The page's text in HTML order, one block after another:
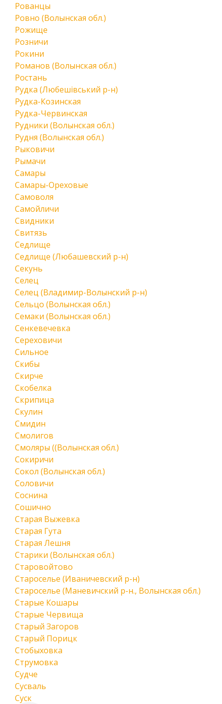
Рованцы
Ровно (Волынская обл.)
Рожище
Розничи
Рокини
Романов (Волынская обл.)
Ростань
Рудка (Любешівський р-н)
Рудка-Козинская
Рудка-Червинская
Рудники (Волынская обл.)
Рудня (Волынская обл.)
Рыковичи
Рымачи
Самары
Самары-Ореховые
Самоволя
Самойличи
Свидники
Свитязь
Седлище
Седлище (Любашевский р-н)
Секунь
Селец
Селец (Владимир-Волынский р-н)
Сельцо (Волынская обл.)
Семаки (Волынская обл.)
Сенкевечевка
Сереховичи
Сильное
Скибы
Скирче
Скобелка
Скрипица
Скулин
Смидин
Смолигов
Смоляры ((Волынская обл.)
Сокиричи
Сокол (Волынская обл.)
Соловичи
Соснина
Сошично
Старая Выжевка
Старая Гута
Старая Лешня
Старики (Волынская обл.)
Старовойтово
Староселье (Иваничевский р-н)
Староселье (Маневичский р-н., Волынская обл.)
Старые Кошары
Старые Червища
Старый Загоров
Старый Порицк
Стобыховка
Струмовка
Судче
Сусваль
Суск